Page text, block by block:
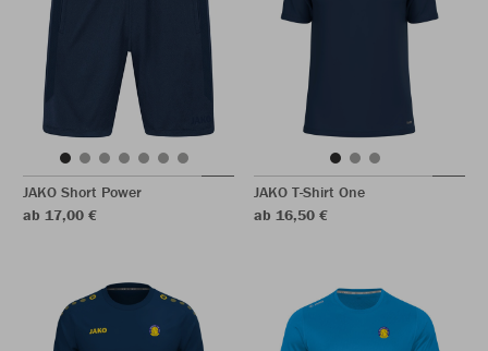
JAKO Short Power
ab 17,00 €
JAKO T-Shirt One
ab 16,50 €